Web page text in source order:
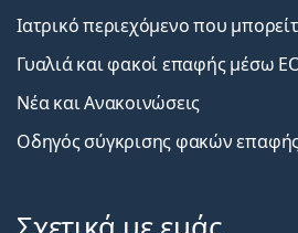
Ιατρικό περιεχόμενο που
Γυαλιά και φακοί επαφής μέσω
Νέα και Ανακοινώσεις
Οδηγός σύγκρισης φακών